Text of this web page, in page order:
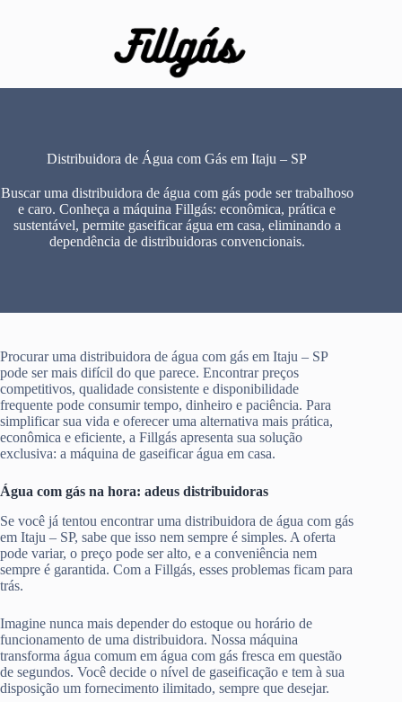
Distribuidora de Água com Gás em Itaju – SP
Buscar uma distribuidora de água com gás pode ser trabalhoso
e caro. Conheça a máquina Fillgás: econômica, prática e
sustentável, permite gaseificar água em casa, eliminando a
dependência de distribuidoras convencionais.
Procurar uma distribuidora de água com gás em Itaju – SP
pode ser mais difícil do que parece. Encontrar preços
competitivos, qualidade consistente e disponibilidade
frequente pode consumir tempo, dinheiro e paciência. Para
simplificar sua vida e oferecer uma alternativa mais prática,
econômica e eficiente, a Fillgás apresenta sua solução
exclusiva: a máquina de gaseificar água em casa.
Água com gás na hora: adeus distribuidoras
Se você já tentou encontrar uma distribuidora de água com gás
em Itaju – SP, sabe que isso nem sempre é simples. A oferta
pode variar, o preço pode ser alto, e a conveniência nem
sempre é garantida. Com a Fillgás, esses problemas ficam para
trás.
Imagine nunca mais depender do estoque ou horário de
funcionamento de uma distribuidora. Nossa máquina
transforma água comum em água com gás fresca em questão
de segundos. Você decide o nível de gaseificação e tem à sua
disposição um fornecimento ilimitado, sempre que desejar.